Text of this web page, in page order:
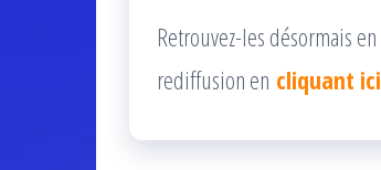
Retrouvez-les désormais en
rediffusion en cliquant ici